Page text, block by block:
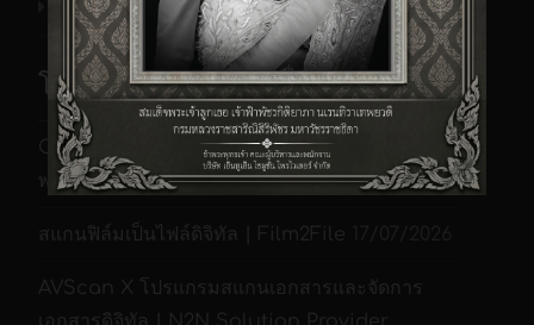
ข่าว/กิจกรรม
โพสต์ล่าสุดของเรา
CZUR M3000 Pro V3 เครื่องสแกนหนังสือ A3
พร้อม OCR ภาษาไทย | N2NSP 21/07/2026
สแกนฟิล์มเป็นไฟล์ดิจิทัล | Film2File
AVScan X โปรแกรมสแกนเอกสารและจัดการ